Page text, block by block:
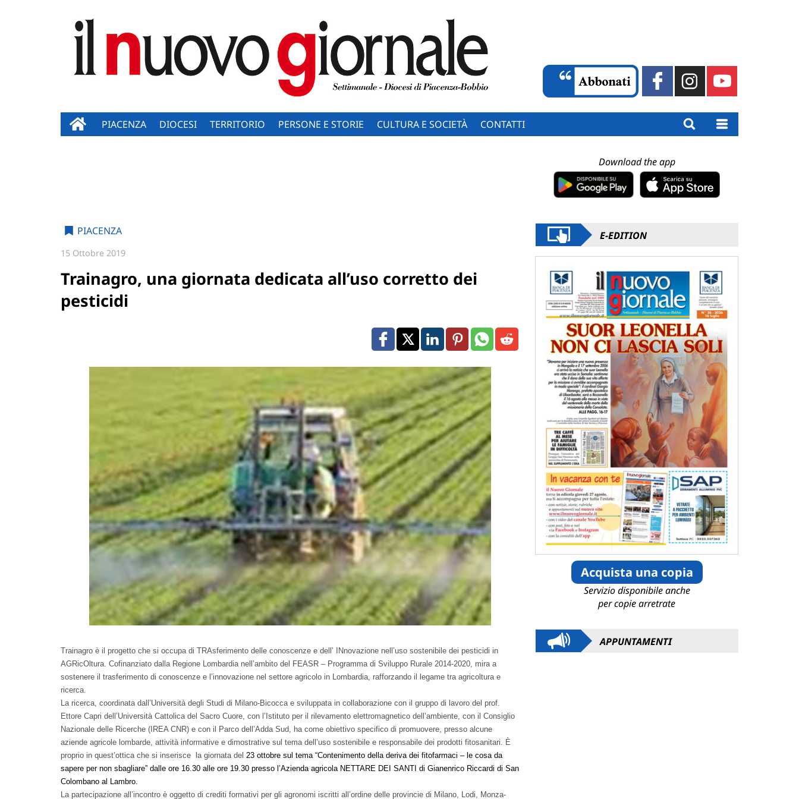
PIACENZA DIOCESI TERRITORIO PERSONE E STORIE CULTURA E SOCIETÀ CONTATTI
PIACENZA
15 Ottobre 2019
Trainagro, una giornata dedicata all’uso corretto dei
pesticidi
Trainagro è il progetto che si occupa di TRAsferimento delle conoscenze e dell’ INnovazione nell’uso sostenibile dei pesticidi in
AGRicOltura. Cofinanziato dalla Regione Lombardia nell’ambito del FEASR – Programma di Sviluppo Rurale 2014-2020, mira a
sostenere il trasferimento di conoscenze e l’innovazione nel settore agricolo in Lombardia, rafforzando il legame tra agricoltura e
ricerca.
La ricerca, coordinata dall’Università degli Studi di Milano-Bicocca e sviluppata in collaborazione con il gruppo di lavoro del prof.
Ettore Capri dell’Università Cattolica del Sacro Cuore, con l’Istituto per il rilevamento elettromagnetico dell’ambiente, con il Consiglio
Nazionale delle Ricerche (IREA CNR) e con il Parco dell’Adda Sud, ha come obiettivo specifico di promuovere, presso alcune
aziende agricole lombarde, attività informative e dimostrative sul tema dell’uso sostenibile e responsabile dei prodotti fitosanitari. È
proprio in quest’ottica che si inserisce la giornata del 23 ottobre sul tema “Contenimento della deriva dei fitofarmaci – le cosa da
sapere per non sbagliare” dalle ore 16.30 alle ore 19.30 presso l’Azienda agricola NETTARE DEI SANTI di Gianenrico Riccardi di San
Colombano al Lambro.
La partecipazione all’incontro è oggetto di crediti formativi per gli agronomi iscritti all’ordine delle provincie di Milano, Lodi, Monza-
Download the app
E-EDITION
Acquista una copia
Servizio disponibile anche
per copie arretrate
APPUNTAMENTI